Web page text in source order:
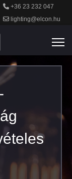
+36 23 232 047
lighting@elcon.hu